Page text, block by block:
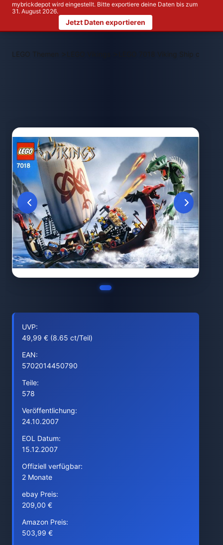
mybrickdepot wird eingestellt. Bitte exportiere deine Daten bis zum
31. August 2026.
Jetzt Daten exportieren
LEGO Themen > LEGO 7018 Viking Ship
UVP:
49,99 € (8.65 ct/Teil)
EAN:
5702014450790
Teile:
578
Veröffentlichung:
24.10.2007
EOL Datum:
15.12.2007
Offiziell verfügbar:
2 Monate
ebay Preis:
209,00 €
Amazon Preis:
503,99 €